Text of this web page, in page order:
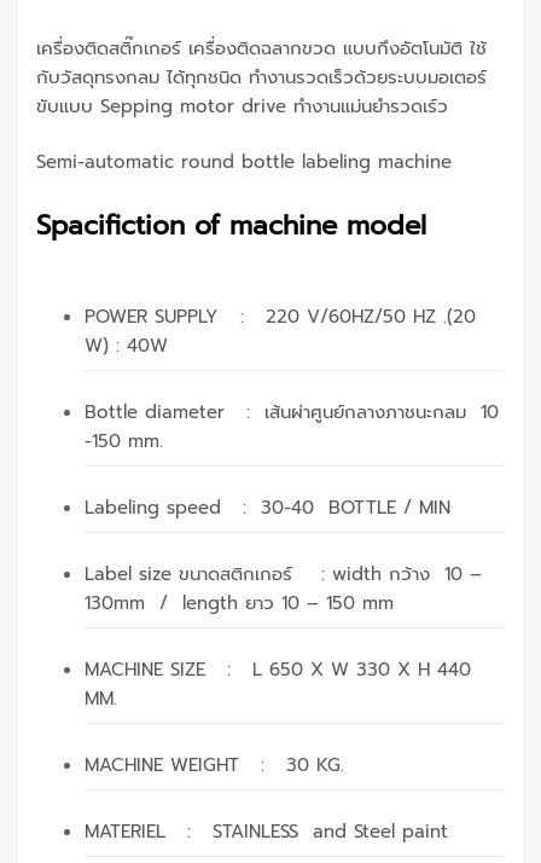
เครื่องติดสติ๊กเกอร์ เครื่องติดฉลากขวด แบบกึงอัตโนมัติ ใช้
กับวัสดุทรงกลม ได้ทุกชนิด ทำงานรวดเร็วด้วยระบบมอเตอร์
ขับแบบ Sepping motor drive ทำงานแม่นยำรวดเร์ว
Semi-automatic round bottle labeling machine
Spacifiction of machine model
POWER SUPPLY : 220 V/60HZ/50 HZ .(20
W) : 40W
Bottle diameter : เส้นผ่าศูนย์กลางภาชนะกลม 10
-150 mm.
Labeling speed : 30-40 BOTTLE / MIN
Label size ขนาดสติกเกอร์ : width กว้าง 10 –
130mm / length ยาว 10 – 150 mm
MACHINE SIZE : L 650 X W 330 X H 440
MM.
MACHINE WEIGHT : 30 KG.
MATERIEL : STAINLESS and Steel paint